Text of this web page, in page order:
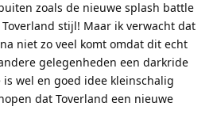
zoals de nieuwe splash battle
stijl! Maar ik verwacht dat
niet zo veel komt omdat dit echt
gelegenheden een darkride
wel en goed idee kleinschalig
dat Toverland een nieuwe